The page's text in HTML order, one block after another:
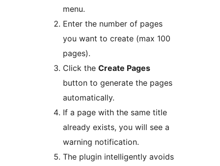
menu.
Enter the number of pages
you want to create (max 100
pages).
Click the Create Pages
button to generate the pages
automatically.
If a page with the same title
already exists, you will see a
warning notification.
The plugin intelligently avoids